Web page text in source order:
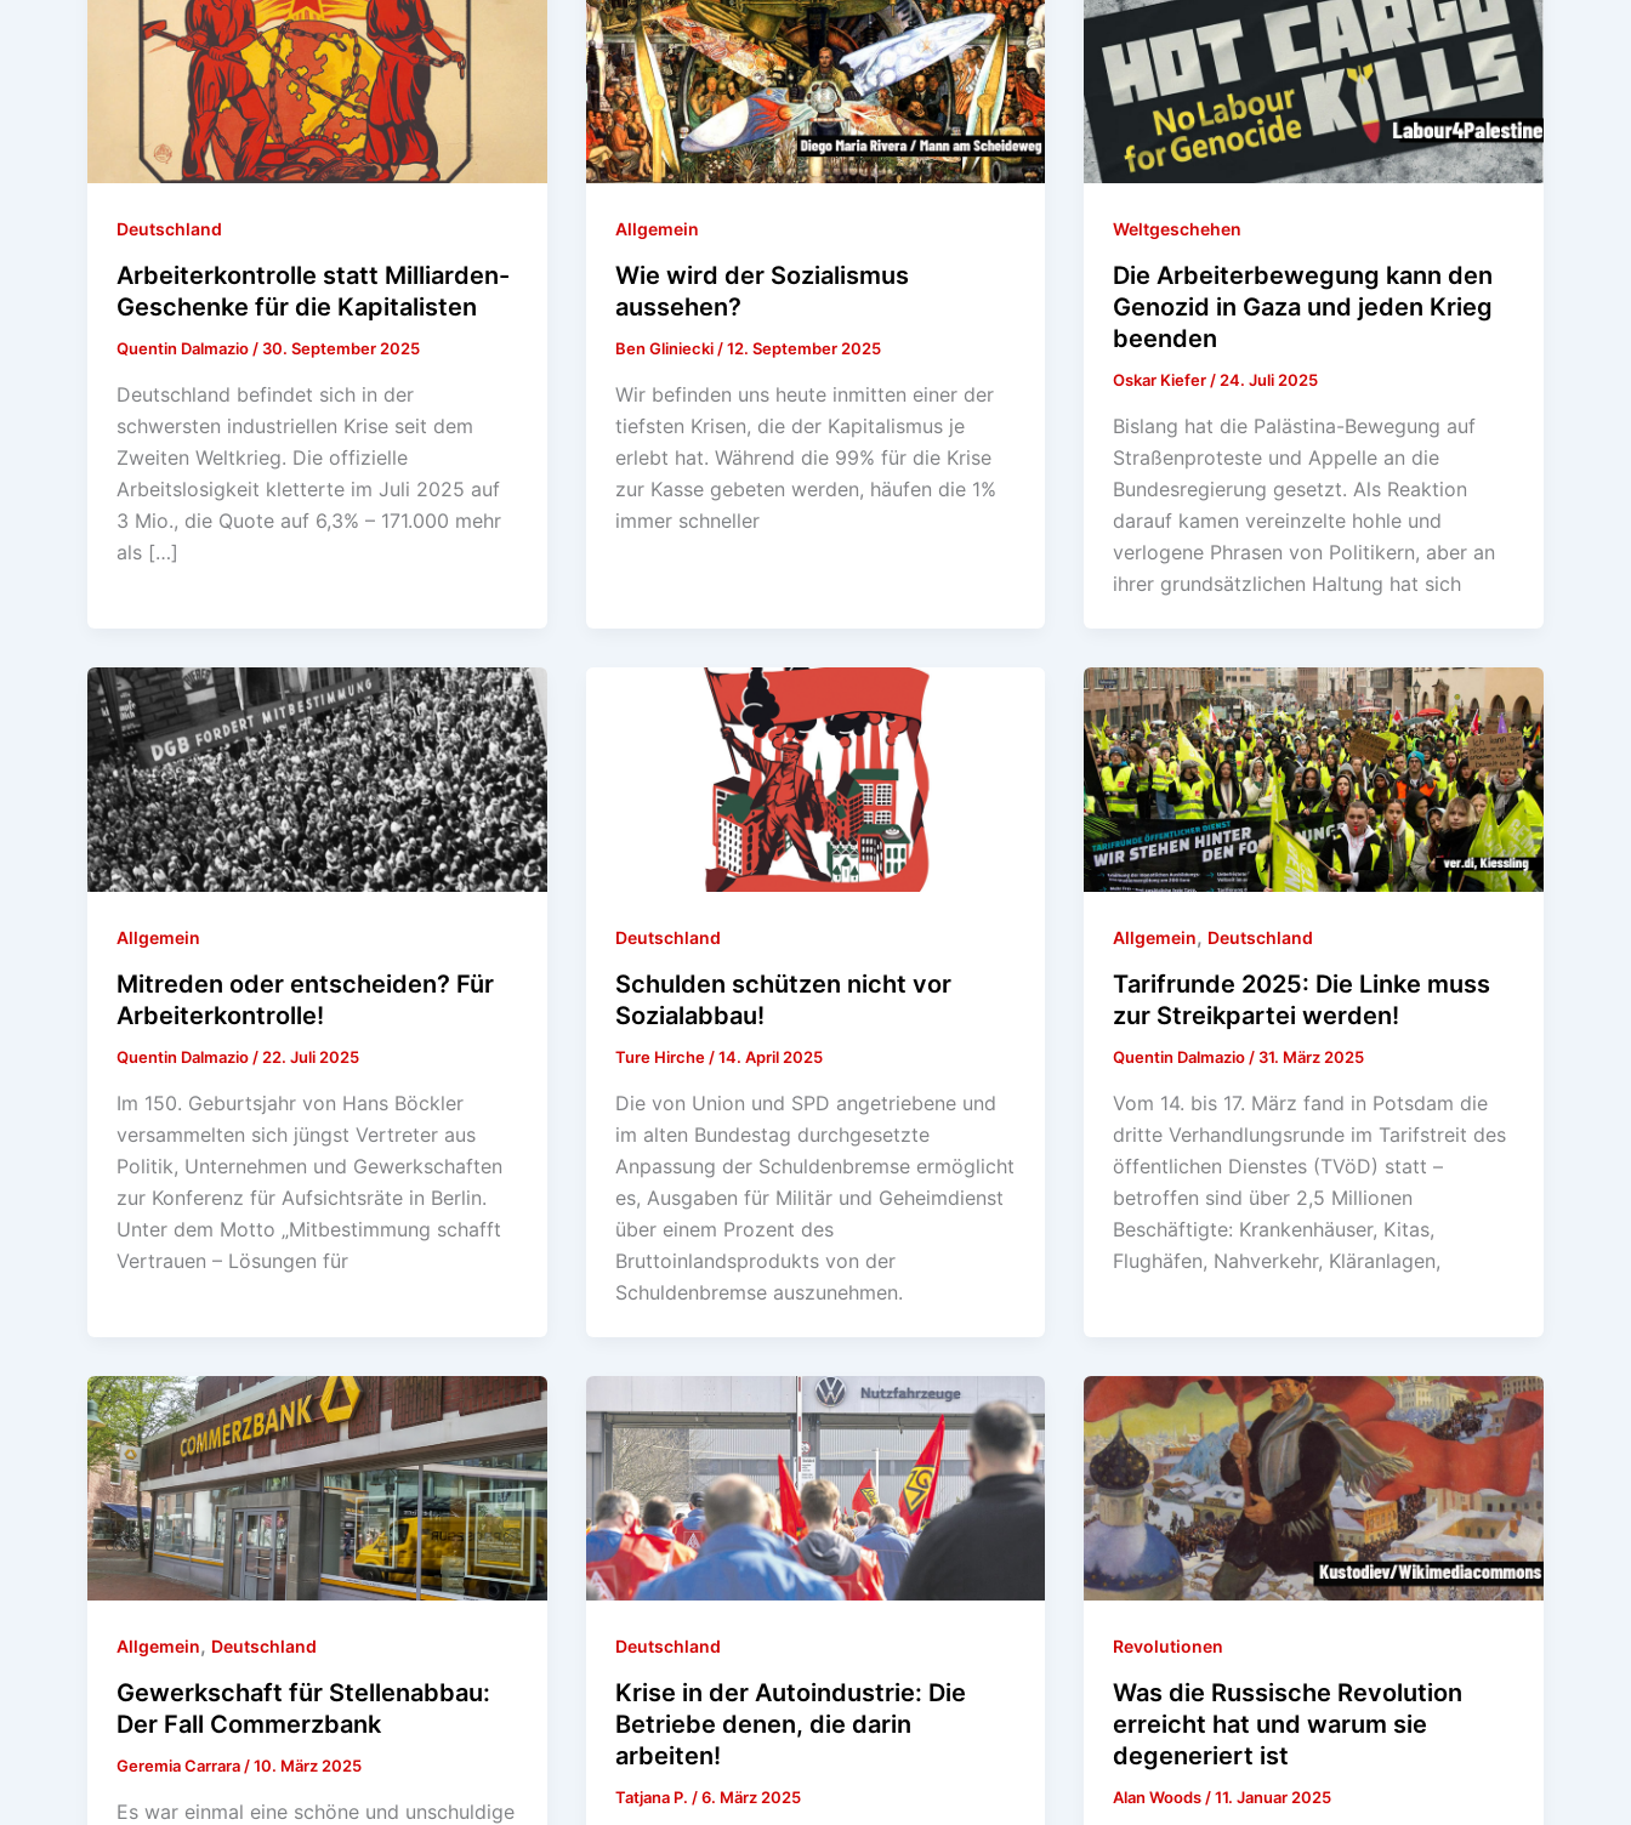
Deutschland
Arbeiterkontrolle statt Milliarden-
Geschenke für die Kapitalisten
Quentin Dalmazio/ 30. September 2025
Deutschland befindet sich in der
schwersten industriellen Krise seit dem
Zweiten Weltkrieg. Die offizielle
Arbeitslosigkeit kletterte im Juli 2025 auf
3 Mio., die Quote auf 6,3% – 171.000 mehr
als […]
Allgemein
Wie wird der Sozialismus
aussehen?
Ben Gliniecki/12. September 2025
Wir befinden uns heute inmitten einer der
tiefsten Krisen, die der Kapitalismus je
erlebt hat. Während die 99% für die Krise
zur Kasse gebeten werden, häufen die 1%
immer schneller
Weltgeschehen
Die Arbeiterbewegung kann den
Genozid in Gaza und jeden Krieg
beenden
Oskar Kiefer/24. Juli 2025
Bislang hat die Palästina-Bewegung auf
Straßenproteste und Appelle an die
Bundesregierung gesetzt. Als Reaktion
darauf kamen vereinzelte hohle und
verlogene Phrasen von Politikern, aber an
ihrer grundsätzlichen Haltung hat sich
Allgemein
Mitreden oder entscheiden? Für
Arbeiterkontrolle!
Quentin Dalmazio/22. Juli 2025
Im 150. Geburtsjahr von Hans Böckler
versammelten sich jüngst Vertreter aus
Politik, Unternehmen und Gewerkschaften
zur Konferenz für Aufsichtsräte in Berlin.
Unter dem Motto „Mitbestimmung schafft
Vertrauen – Lösungen für
Deutschland
Schulden schützen nicht vor
Sozialabbau!
Ture Hirche/14. April 2025
Die von Union und SPD angetriebene und
im alten Bundestag durchgesetzte
Anpassung der Schuldenbremse ermöglicht
es, Ausgaben für Militär und Geheimdienst
über einem Prozent des
Bruttoinlandsprodukts von der
Schuldenbremse auszunehmen.
Allgemein, Deutschland
Tarifrunde 2025: Die Linke muss
zur Streikpartei werden!
Quentin Dalmazio/ 31. März 2025
Vom 14. bis 17. März fand in Potsdam die
dritte Verhandlungsrunde im Tarifstreit des
öffentlichen Dienstes (TVöD) statt –
betroffen sind über 2,5 Millionen
Beschäftigte: Krankenhäuser, Kitas,
Flughäfen, Nahverkehr, Kläranlagen,
Allgemein, Deutschland
Gewerkschaft für Stellenabbau:
Der Fall Commerzbank
Geremia Carrara/10. März 2025
Es war einmal eine schöne und unschuldige
Deutschland
Krise in der Autoindustrie: Die
Betriebe denen, die darin
arbeiten!
Tatjana P. /6. März 2025
Revolutionen
Was die Russische Revolution
erreicht hat und warum sie
degeneriert ist
Alan Woods/11. Januar 2025